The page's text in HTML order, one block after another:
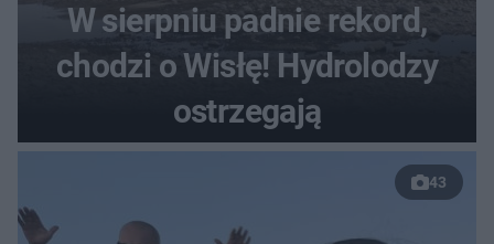
W sierpniu padnie rekord,
chodzi o Wisłę! Hydrolodzy
ostrzegają
43